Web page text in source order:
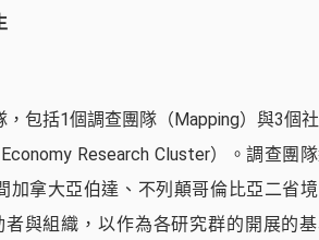
，包括1個調查團隊（Mapping）與3個
Research Cluster）。調查團
加拿大亞伯達、不列顛哥倫比亞二省
者與組織，以作為各研究群的開展的